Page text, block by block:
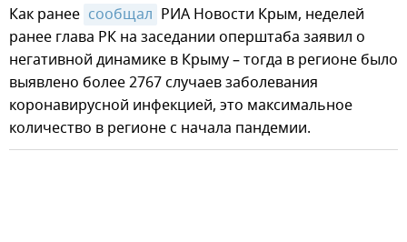
Как ранее сообщал РИА Новости Крым, неделей
ранее глава РК на заседании оперштаба заявил о
негативной динамике в Крыму – тогда в регионе было
выявлено более 2767 случаев заболевания
коронавирусной инфекцией, это максимальное
количество в регионе с начала пандемии.